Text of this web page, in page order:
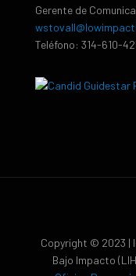
Gerente de
Teléfono: 314-610-
Copyright © 2023 |
Bajo Impacto